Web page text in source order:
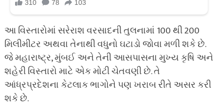
આ વિસ્તારોમાં સરેરાશ વરસાદની તુલનામાં 100 થી 200
મિલીમીટર અથવા તેનાથી વધુનો ઘટાડો જોવા મળી શકે છે.
જે મહારાષ્ટ્ર, મુંબઈ અને તેની આસપાસના મુખ્ય કૃષિ અને
શહેરી વિસ્તારો માટે એક મોટી ચેતવણી છે. તે
આંધ્રપ્રદેશના કેટલાક ભાગોને પણ ખરાબ રીતે અસર કરી
શકે છે.